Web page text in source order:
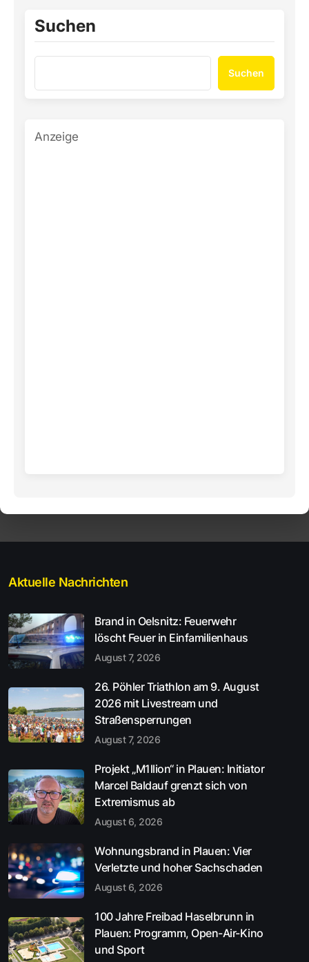
Suchen
Suchen
Anzeige
Aktuelle Nachrichten
Brand in Oelsnitz: Feuerwehr
löscht Feuer in Einfamilienhaus
August 7, 2026
26. Pöhler Triathlon am 9. August
2026 mit Livestream und
Straßensperrungen
August 7, 2026
Projekt „M1llion“ in Plauen: Initiator
Marcel Baldauf grenzt sich von
Extremismus ab
August 6, 2026
Wohnungsbrand in Plauen: Vier
Verletzte und hoher Sachschaden
August 6, 2026
100 Jahre Freibad Haselbrunn in
Plauen: Programm, Open-Air-Kino
und Sport